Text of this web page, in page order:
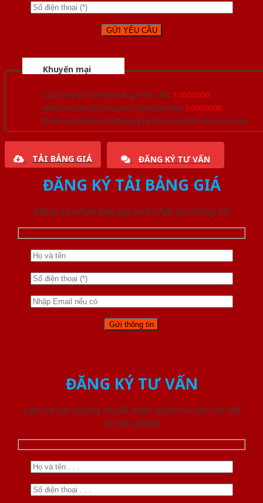
Khuyến mại
Quà tặng đồ nội thất trang trí lên đến 1.000.000đ
Giảm trực tiếp khi mua đơn hàng lớn hơn 3.000.000đ
Nhiều ưu đãi lớn khi đăng ký tài khoản thành viên thân thiết
TẢI BẢNG GIÁ ĐĂNG KÝ TƯ VẤN
ĐĂNG KÝ TẢI BẢNG GIÁ
Đăng ký nhận báo giá mới nhất từ chúng tôi
ĐĂNG KÝ TƯ VẤN
Liên hệ với chúng tôi để nhận được tư vấn chi tiết
về sản phẩm